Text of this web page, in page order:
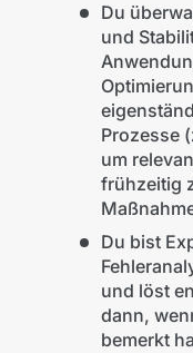
Du
und
Prozesse
um
frühzeitig
Du bist
und löst
dann,
bemerkt